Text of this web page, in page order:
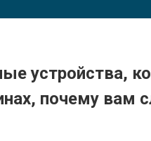
устройства,
почему